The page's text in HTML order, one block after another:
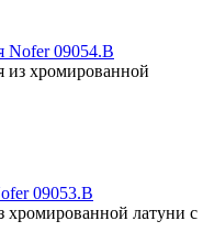
Nofer 09054.B
из хромированной
09053.B
хромированной латуни с